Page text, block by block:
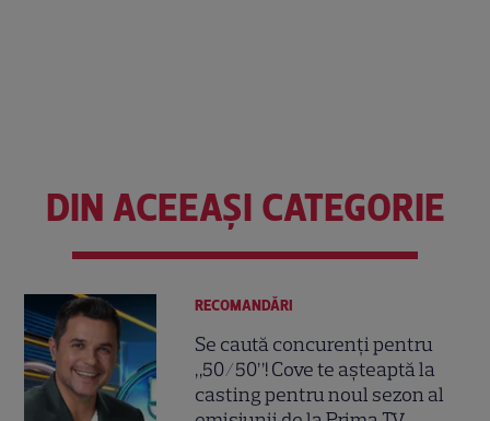
DIN ACEEAȘI CATEGORIE
RECOMANDĂRI
Se caută concurenți pentru
„50/50”! Cove te așteaptă la
casting pentru noul sezon al